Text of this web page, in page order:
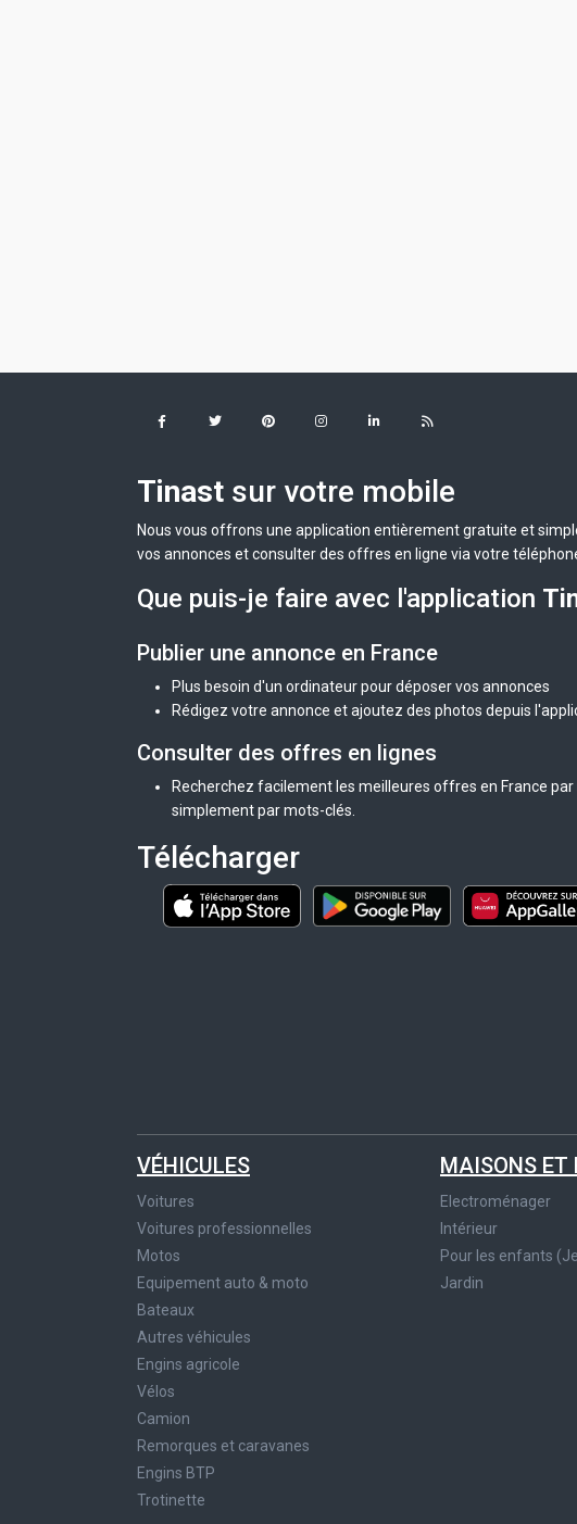
Tinast sur votre mobile
Nous vous offrons une application entièrement gratuite et
vos annonces et consulter des offres en ligne via votre
Que puis-je faire avec l'application
Publier une annonce en France
Plus besoin d'un ordinateur pour déposer vos annonces
Rédigez votre annonce et ajoutez des photos depuis
Consulter des offres en lignes
Recherchez facilement les meilleures offres en France
simplement par mots-clés.
Télécharger
VÉHICULES
Voitures
Voitures professionnelles
Motos
Equipement auto & moto
Bateaux
Autres véhicules
Engins agricole
Vélos
Camion
Remorques et caravanes
Engins BTP
Trotinette
MAISONS ET
Electroménager
Intérieur
Pour les enfants
Jardin